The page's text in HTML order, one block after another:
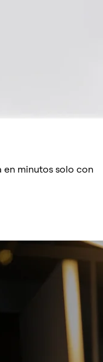
en minutos solo con